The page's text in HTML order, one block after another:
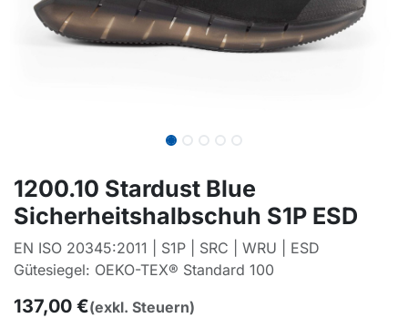
1200.10 Stardust Blue
Sicherheitshalbschuh S1P ESD
EN ISO 20345:2011 | S1P | SRC | WRU | ESD
Gütesiegel: OEKO-TEX® Standard 100
137,00 €(exkl. Steuern)